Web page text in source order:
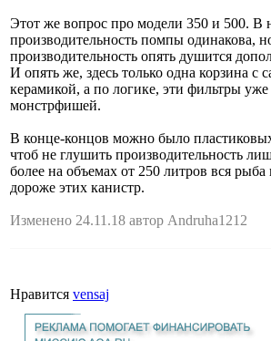
Этот же вопрос про модели 350 и 500. В
производительность помпы одинакова,
производительность опять душится
И опять же, здесь только одна корзина с
керамикой, а по логике, эти фильтры уже
монстрфишей.
В конце-концов можно было пластиковых
чтоб не глушить производительность
более на объемах от 250 литров вся
дороже этих канистр.
Изменено 24.11.18 автор Andruha1212
Нравится vensaj